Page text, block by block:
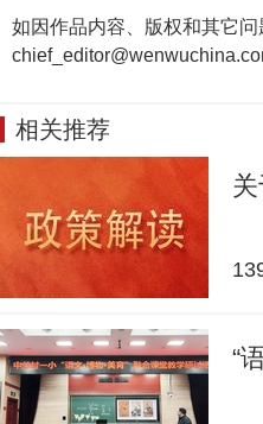
如因作品内容、版权和其它
相关推荐
“